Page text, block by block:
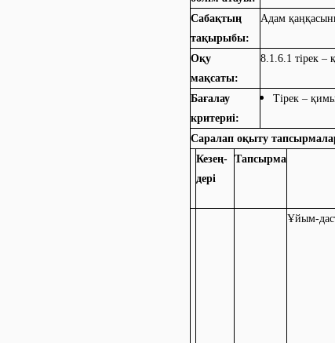
Сабақтың
тақырыбы:
Адам
Оқу
мақсаты:
8.1.6.1 тірек –
Бағалау
критериі:
Тірек –
Саралап оқыту
Кезең-
дері
Тапсырма
Ұйым-